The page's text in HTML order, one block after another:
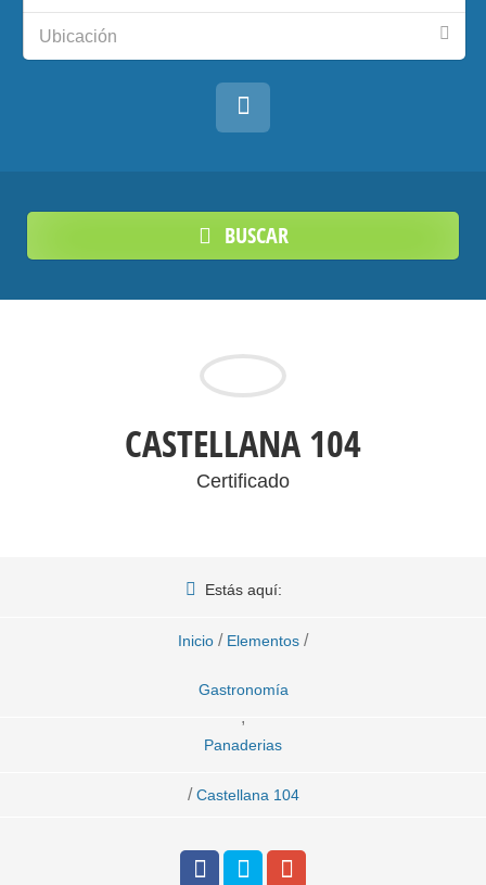
Ubicación
BUSCAR
CASTELLANA 104
Certificado
Estás aquí:
Inicio / Elementos /
Gastronomía
,
Panaderias
/ Castellana 104